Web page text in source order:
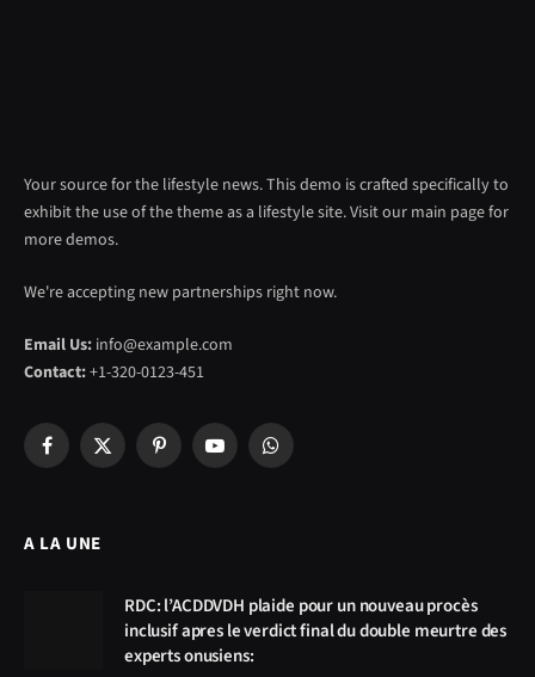
Your source for the lifestyle news. This demo is crafted specifically to
exhibit the use of the theme as a lifestyle site. Visit our main page for
more demos.
We're accepting new partnerships right now.
Email Us: info@example.com
Contact:+1-320-0123-451
Facebook
X
PinterestYouTubeWhatsApp
A LA UNE
RDC: l’ACDDVDH plaide pour un nouveau procès
inclusif apres le verdict final du double meurtre des
experts onusiens: